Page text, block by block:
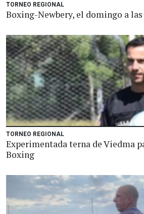
TORNEO REGIONAL
Boxing-Newbery, el domingo a las
TORNEO REGIONAL
Experimentada terna de Viedma
Boxing